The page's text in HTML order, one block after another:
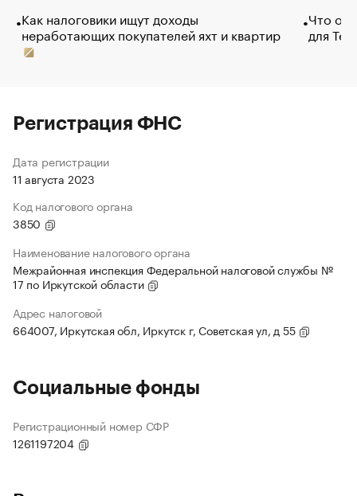
Как налоговики ищут доходы
неработающих покупателей яхт и квартир
Что
для
Регистрация ФНС
Дата регистрации
11 августа 2023
Код налогового органа
3850
Наименование налогового органа
Межрайонная инспекция Федеральной налоговой службы №
17 по Иркутской области
Адрес налоговой
664007, Иркутская обл, Иркутск г, Советская ул, д 55
Социальные фонды
Регистрационный номер СФР
1261197204